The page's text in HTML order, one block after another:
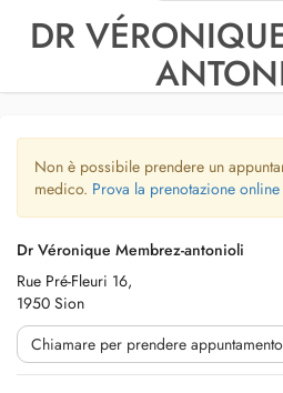
DR
Non è possibile prendere un
medico. Prova la prenotazione
Dr Véronique Membrez-antonioli
Rue Pré-Fleuri 16,
1950 Sion
Chiamare per prendere appuntamento